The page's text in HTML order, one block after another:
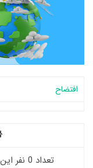
افتضاح
تعداد 0 نفر این هتل را به لیست خود اضافه کرده‌اند